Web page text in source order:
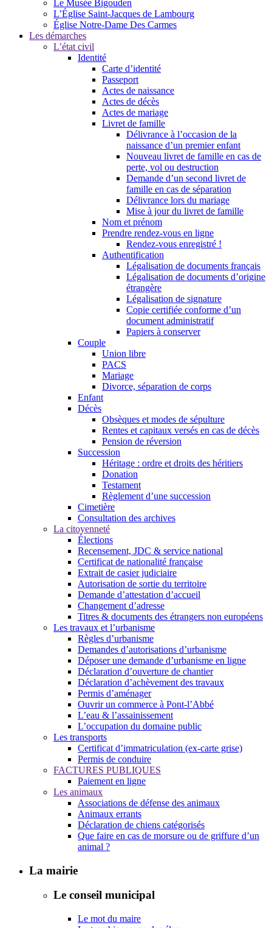
Le Musée Bigouden
L’Église Saint-Jacques de Lambourg
Église Notre-Dame Des Carmes
Les démarches
L’état civil
Identité
Carte d’identité
Passeport
Actes de naissance
Actes de décès
Actes de mariage
Livret de famille
Délivrance à l’occasion de la
naissance d’un premier enfant
Nouveau livret de famille en cas de
perte, vol ou destruction
Demande d’un second livret de
famille en cas de séparation
Délivrance lors du mariage
Mise à jour du livret de famille
Nom et prénom
Prendre rendez-vous en ligne
Rendez-vous enregistré !
Authentification
Légalisation de documents français
Légalisation de documents d’origine
étrangère
Légalisation de signature
Copie certifiée conforme d’un
document administratif
Papiers à conserver
Couple
Union libre
PACS
Mariage
Divorce, séparation de corps
Enfant
Décès
Obsèques et modes de sépulture
Rentes et capitaux versés en cas de décès
Pension de réversion
Succession
Héritage : ordre et droits des héritiers
Donation
Testament
Règlement d’une succession
Cimetière
Consultation des archives
La citoyenneté
Élections
Recensement, JDC & service national
Certificat de nationalité française
Extrait de casier judiciaire
Autorisation de sortie du territoire
Demande d’attestation d’accueil
Changement d’adresse
Titres & documents des étrangers non européens
Les travaux et l’urbanisme
Règles d’urbanisme
Demandes d’autorisations d’urbanisme
Déposer une demande d’urbanisme en ligne
Déclaration d’ouverture de chantier
Déclaration d’achèvement des travaux
Permis d’aménager
Ouvrir un commerce à Pont-l’Abbé
L’eau & l’assainissement
L’occupation du domaine public
Les transports
Certificat d’immatriculation (ex-carte grise)
Permis de conduire
FACTURES PUBLIQUES
Paiement en ligne
Les animaux
Associations de défense des animaux
Animaux errants
Déclaration de chiens catégorisés
Que faire en cas de morsure ou de griffure d’un
animal ?
La mairie
Le conseil municipal
Le mot du maire